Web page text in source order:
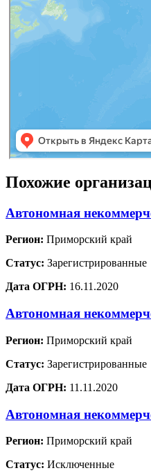
Похожие
Автономная
Регион: Приморский край
Статус: Зарегистрированные
Дата ОГРН: 16.11.2020
Автономная
Регион: Приморский край
Статус: Зарегистрированные
Дата ОГРН: 11.11.2020
Автономная
Регион: Приморский край
Статус: Исключенные